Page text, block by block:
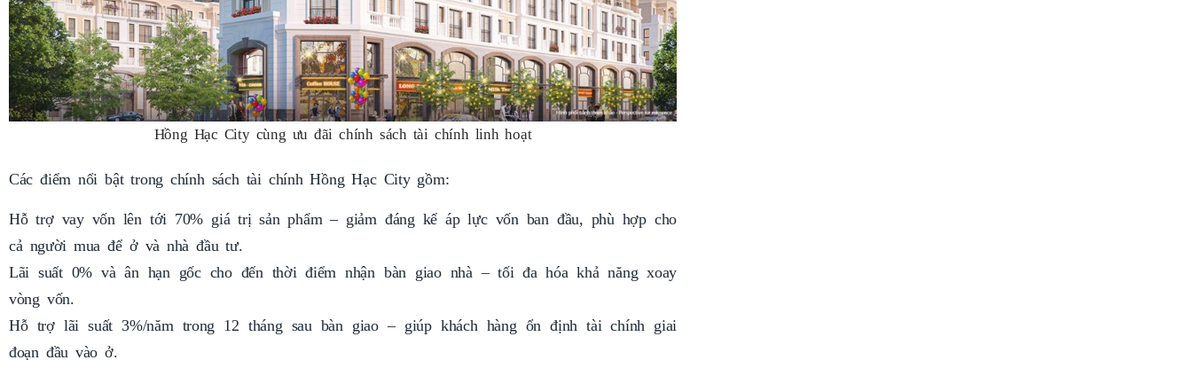
Hồng Hạc City cùng ưu đãi chính sách tài chính linh hoạt
Các điểm nổi bật trong chính sách tài chính Hồng Hạc City gồm:
Hỗ trợ vay vốn lên tới 70% giá trị sản phẩm – giảm đáng kể áp lực vốn ban đầu, phù hợp cho
cả người mua để ở và nhà đầu tư.
Lãi suất 0% và ân hạn gốc cho đến thời điểm nhận bàn giao nhà – tối đa hóa khả năng xoay
vòng vốn.
Hỗ trợ lãi suất 3%/năm trong 12 tháng sau bàn giao – giúp khách hàng ổn định tài chính giai
đoạn đầu vào ở.